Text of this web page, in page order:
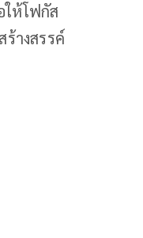
ห้โฟกัส
างสรรค์